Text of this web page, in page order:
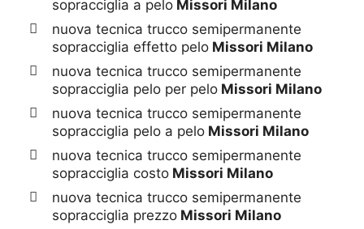
sopracciglia a pelo Missori Milano
nuova tecnica trucco semipermanente
sopracciglia effetto pelo Missori Milano
nuova tecnica trucco semipermanente
sopracciglia pelo per pelo Missori Milano
nuova tecnica trucco semipermanente
sopracciglia pelo a pelo Missori Milano
nuova tecnica trucco semipermanente
sopracciglia costo Missori Milano
nuova tecnica trucco semipermanente
sopracciglia prezzo Missori Milano